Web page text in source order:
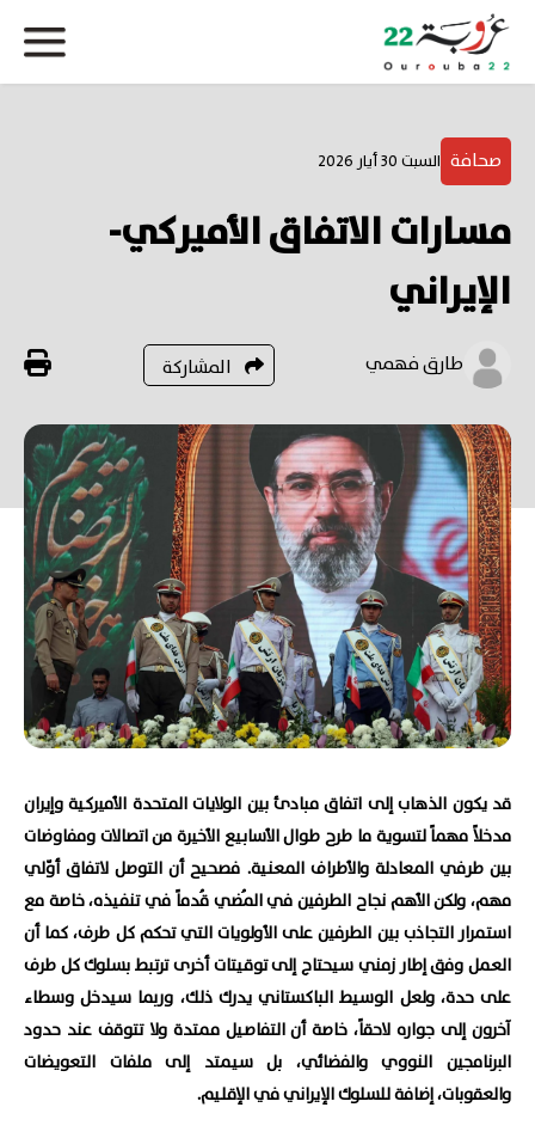
صحافة السبت 30 أيار 2026
مسارات الاتفاق الأميركي-
الإيراني
طارق فهمي المشاركة
قد يكون الذهاب إلى اتفاق مبادئ بين الولايات المتحدة الأميركية وإيران
مدخلاً مهماً لتسوية ما طرح طوال الأسابيع الأخيرة من اتصالات ومفاوضات
بين طرفي المعادلة والأطراف المعنية. فصحيح أن التوصل لاتفاق أوّلي
مهم، ولكن الأهم نجاح الطرفين في المُضي قُدماً في تنفيذه، خاصة مع
استمرار التجاذب بين الطرفين على الأولويات التي تحكم كل طرف، كما أن
العمل وفق إطار زمني سيحتاج إلى توقيتات أخرى ترتبط بسلوك كل طرف
على حدة، ولعل الوسيط الباكستاني يدرك ذلك، وربما سيدخل وسطاء
آخرون إلى جواره لاحقاً، خاصة أن التفاصيل ممتدة ولا تتوقف عند حدود
البرنامجين النووي والفضائي، بل سيمتد إلى ملفات التعويضات
والعقوبات، إضافة للسلوك الإيراني في الإقليم.